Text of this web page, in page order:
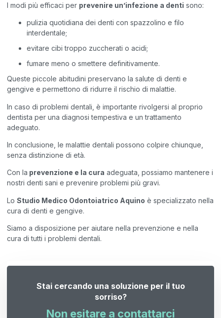
I modi più efficaci per prevenire un’infezione a denti sono:
pulizia quotidiana dei denti con spazzolino e filo
interdentale;
evitare cibi troppo zuccherati o acidi;
fumare meno o smettere definitivamente.
Queste piccole abitudini preservano la salute di denti e
gengive e permettono di ridurre il rischio di malattie.
In caso di problemi dentali, è importante rivolgersi al proprio
dentista per una diagnosi tempestiva e un trattamento
adeguato.
In conclusione, le malattie dentali possono colpire chiunque,
senza distinzione di età.
Con la prevenzione e la cura adeguata, possiamo mantenere i
nostri denti sani e prevenire problemi più gravi.
Lo Studio Medico Odontoiatrico Aquino è specializzato nella
cura di denti e gengive.
Siamo a disposizione per aiutare nella prevenzione e nella
cura di tutti i problemi dentali.
Stai cercando una soluzione per il tuo
sorriso?
Non esitare a contattarci